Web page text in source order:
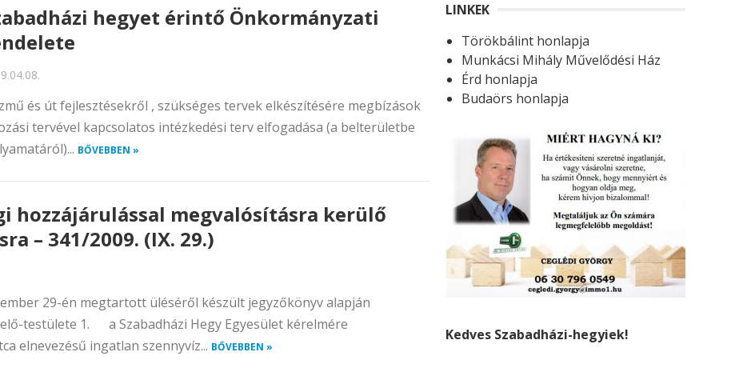
hegyet érintő Önkormányzati
és út fejlesztésekről , szükséges tervek elkészítésére megbízások
tervével kapcsolatos intézkedési terv elfogadása (a belterületbe
BŐVEBBEN »
hozzájárulással megvalósításra kerülő
– 341/2009. (IX. 29.)
29-én megtartott üléséről készült jegyzőkönyv alapján
testülete 1. a Szabadházi Hegy Egyesület kérelmére
elnevezésű ingatlan szennyvíz... BŐVEBBEN »
s
é
s
LINKEK
Törökbálint honlapja
Munkácsi Mihály Művelődési Ház
Érd honlapja
Budaörs honlapja
Kedves Szabadházi-hegyiek!